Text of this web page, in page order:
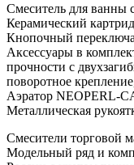
Смеситель для ванны
Керамический
Кнопочный
Аксессуары в
прочности с
поворотное
Аэратор NEOPERL-
Металлическая
Смесители торговой
Модельный ряд и